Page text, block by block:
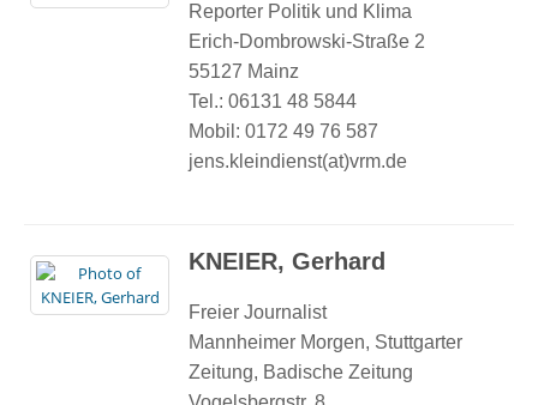
Reporter Politik und Klima
Erich-Dombrowski-Straße 2
55127 Mainz
Tel.: 06131 48 5844
Mobil: 0172 49 76 587
jens.kleindienst(at)vrm.de
KNEIER, Gerhard
Freier Journalist
Mannheimer Morgen, Stuttgarter
Zeitung, Badische Zeitung